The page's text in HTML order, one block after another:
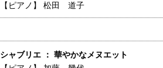
【ピアノ】 松田 道子
シャブリエ ： 華やかなメヌエット